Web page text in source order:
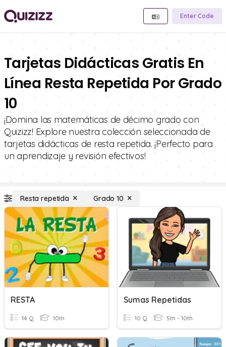
Enter Code
Tarjetas Didácticas Gratis En
Línea Resta Repetida Por Grado
10
¡Domina las matemáticas de décimo grado con
Quizizz! Explore nuestra colección seleccionada de
tarjetas didácticas de resta repetida. ¡Perfecto para
un aprendizaje y revisión efectivos!
Resta repetida Grado 10
RESTA
14 Q 10th
Sumas Repetidas
10 Q 5th - 10th